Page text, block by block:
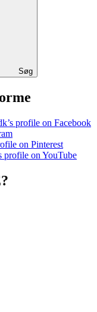
Søg
profile on Facebook
on Pinterest
profile on YouTube